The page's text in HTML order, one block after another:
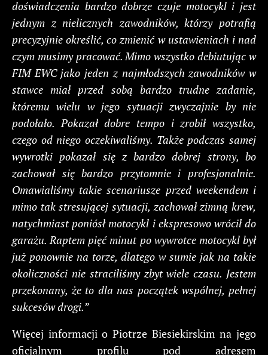
doświadczenia bardzo dobrze czuje motocykl i jest
jednym z nielicznych zawodników, którzy potrafią
precyzyjnie określić, co zmienić w ustawieniach i nad
czym musimy pracować. Mimo wszystko debiutując w
FIM EWC jako jeden z najmłodszych zawodników w
stawce miał przed sobą bardzo trudne zadanie,
któremu wielu w jego sytuacji zwyczajnie by nie
podołało. Pokazał dobre tempo i zrobił wszystko,
czego od niego oczekiwaliśmy. Także podczas samej
wywrotki pokazał się z bardzo dobrej strony, bo
zachował się bardzo przytomnie i profesjonalnie.
Omawialiśmy takie scenariusze przed weekendem i
mimo tak stresującej sytuacji, zachował zimną krew,
natychmiast poniósł motocykl i ekspresowo wrócił do
garażu. Raptem pięć minut po wywrotce motocykl był
już ponownie na torze, dlatego w sumie jak na takie
okoliczności nie straciliśmy zbyt wiele czasu. Jestem
przekonany, że to dla nas początek wspólnej, pełnej
sukcesów drogi.”
Więcej informacji o Piotrze Biesiekirskim na jego
oficjalnym profilu pod adresem